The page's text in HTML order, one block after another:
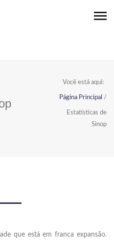
Você está aqui:
Página Principal /
Estatísticas de
Sinop
que está em franca expansão.